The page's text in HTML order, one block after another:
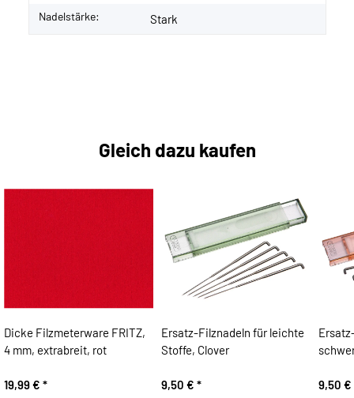
Nadelstärke: Stark
Gleich dazu kaufen
Dicke Filzmeterware FRITZ,
4 mm, extrabreit, rot
19,99 € *
Ersatz-Filznadeln für leichte
Stoffe, Clover
9,50 € * 9,50 €